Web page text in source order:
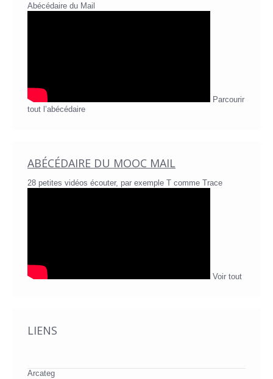
Abécédaire du Mail
Parcourir
tout l’abécédaire
ABÉCÉDAIRE DU MOOC MAIL
28 petites vidéos écouter, par exemple T comme Trace
Voir tout
LIENS
Arcateg